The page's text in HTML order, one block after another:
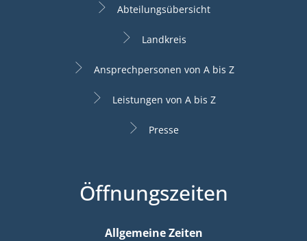
Abteilungsübersicht
Landkreis
Ansprechpersonen von A bis Z
Leistungen von A bis Z
Presse
Öffnungszeiten
Allgemeine Zeiten